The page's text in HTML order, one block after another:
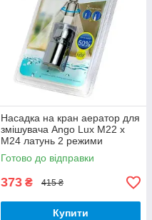
Насадка на кран аератор для
змішувача Ango Lux М22 х
М24 латунь 2 режими
поворотний з перехідником
Готово до відправки
373 ₴ 415 ₴
Купити